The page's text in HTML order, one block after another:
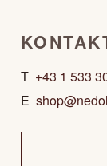
T +43 1 533
E